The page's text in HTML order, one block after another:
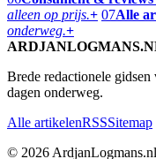
alleen op prijs.+ 07Alle
onderweg.+
Brede redactionele
dagen onderweg.
Alle artikelenRSSSitemap
© 2026 ArdjanLogmans.nl